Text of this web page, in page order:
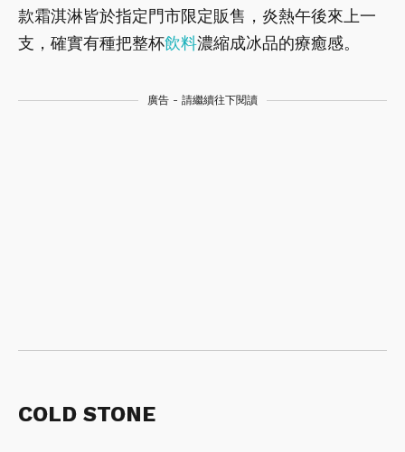
款霜淇淋皆於指定門市限定販售，炎熱午後來上一
支，確實有種把整杯飲料濃縮成冰品的療癒感。
廣告 - 請繼續往下閱讀
COLD STONE